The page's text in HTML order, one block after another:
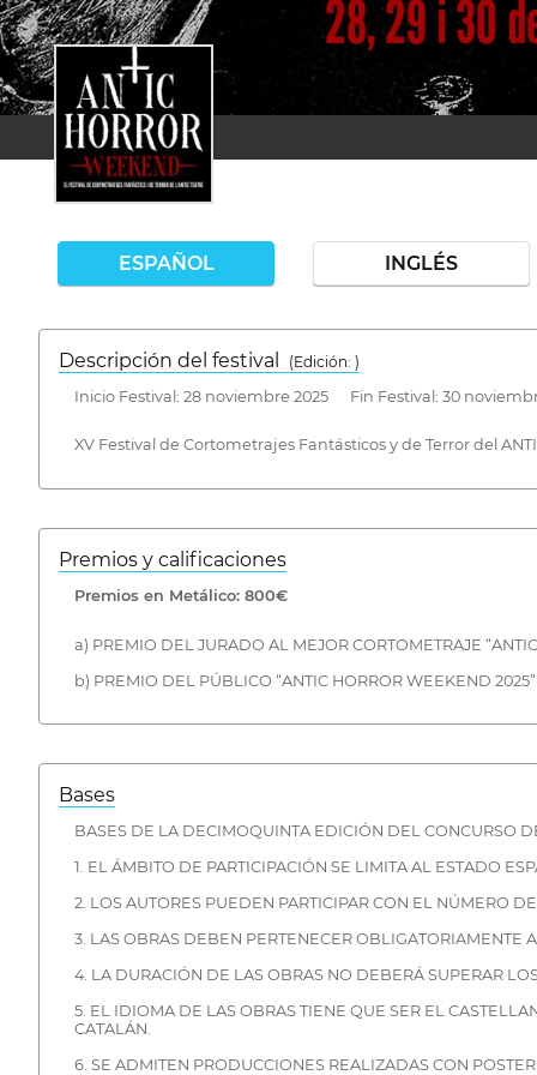
ESPAÑOL INGLÉS
Descripción del festival
( Edición: )
Inicio Festival: 28 noviembre 2025 Fin Festival: 30
XV Festival de Cortometrajes Fantásticos y de Terror del
Premios y calificaciones
Premios en Metálico: 800€
a) PREMIO DEL JURADO AL MEJOR CORTOMETRAJE
b) PREMIO DEL PÚBLICO “ANTIC HORROR WEEKEND
Bases
BASES DE LA DECIMOQUINTA EDICIÓN DEL CONCURSO
1. EL ÁMBITO DE PARTICIPACIÓN SE LIMITA AL ESTADO
2. LOS AUTORES PUEDEN PARTICIPAR CON EL NÚMERO
3. LAS OBRAS DEBEN PERTENECER OBLIGATORIAMENTE
4. LA DURACIÓN DE LAS OBRAS NO DEBERÁ SUPERAR
5. EL IDIOMA DE LAS OBRAS TIENE QUE SER EL
CATALÁN.
6. SE ADMITEN PRODUCCIONES REALIZADAS CON